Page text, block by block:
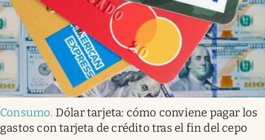
Consumo. Dólar tarjeta: cómo conviene pagar los
gastos con tarjeta de crédito tras el fin del cepo